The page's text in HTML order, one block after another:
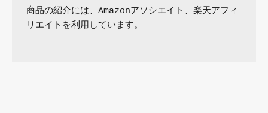
商品の紹介には、Amazonアソシエイト、楽天アフィ
リエイトを利用しています。